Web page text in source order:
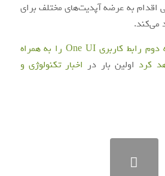
اقدام به عرضه آپدیت‌های مختلف برای
می‌کند.
سامسونگ نسخه دوم رابط کاربری One UI را به همراه
اولین بار در اخبار تکنولوژی و